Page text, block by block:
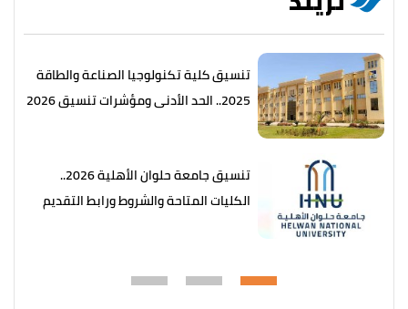
تنسيق كلية تكنولوجيا الصناعة والطاقة
2025.. الحد الأدنى ومؤشرات تنسيق 2026
تنسيق جامعة حلوان الأهلية 2026..
الكليات المتاحة والشروط ورابط التقديم